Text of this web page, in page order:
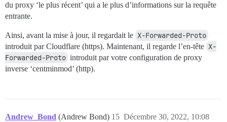
du proxy ‘le plus récent’ qui a le plus d’informations sur la requête
entrante.
Ainsi, avant la mise à jour, il regardait le X-Forwarded-Proto
introduit par Cloudflare (https). Maintenant, il regarde l’en-tête X-
Forwarded-Proto introduit par votre configuration de proxy
inverse ‘centminmod’ (http).
Andrew_Bond (Andrew Bond) Décembre 30, 2022, 10:08
15